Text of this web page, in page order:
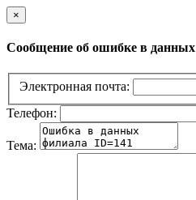
×
Сообщение об ошибке в данных
Электронная почта:
Телефон:
Тема: